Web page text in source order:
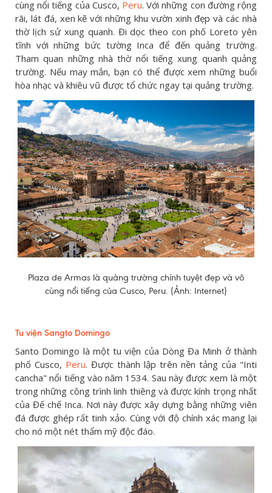
cùng nổi tiếng của Cusco, Peru. Với những con đường rộng
rãi, lát đá, xen kẽ với những khu vườn xinh đẹp và các nhà
thờ lịch sử xung quanh. Đi dọc theo con phố Loreto yên
tĩnh với những bức tường Inca để đến quảng trường.
Tham quan những nhà thờ nổi tiếng xung quanh quảng
trường. Nếu may mắn, bạn có thể được xem những buổi
hòa nhạc và khiêu vũ được tổ chức ngay tại quảng trường.
Plaza de Armas là quảng trường chính tuyệt đẹp và vô
cùng nổi tiếng của Cusco, Peru. (Ảnh: Internet)
Tu viện Sangto Domingo
Santo Domingo là một tu viện của Dòng Đa Minh ở thành
phố Cusco, Peru. Được thành lập trên nền tảng của "Inti
cancha" nổi tiếng vào năm 1534. Sau này được xem là một
trong những công trình linh thiêng và được kính trọng nhất
của Đế chế Inca. Nơi này được xây dựng bằng những viên
đá được ghép rất tinh xảo. Cùng với độ chính xác mang lại
cho nó một nét thẩm mỹ độc đáo.